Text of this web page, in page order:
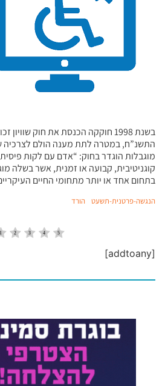
בשנת 1998 חוקקה הכנסת את חוק
התשנ”ח, במטרה לתת מענה הולם לצרכיה
מוגבלות הוגדר בחוק: “אדם עם לקות
קוגניטיבית, קבועה או זמנית, אשר בשלה
בתחום אחד או יותר מתחומי החיים
הנגשה-פרטנית-תשעט הורד
[addtoany]